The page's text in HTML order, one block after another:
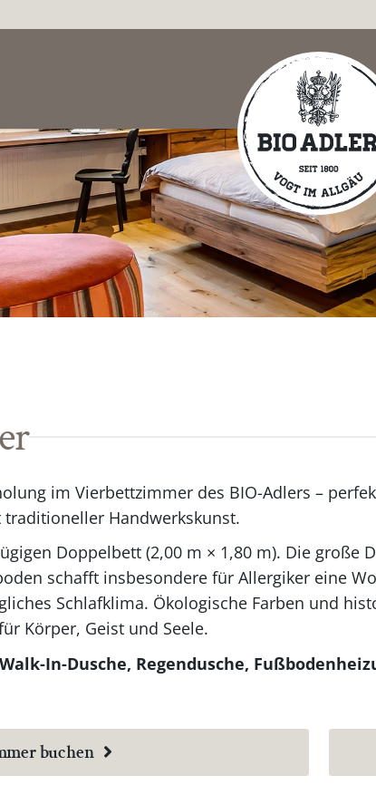
im Vierbettzimmer des BIO-Adlers –
Handwerkskunst.
Doppelbett (2,00 m × 1,80 m). Die
schafft insbesondere für Allergiker eine
Schlafklima. Ökologische Farben und
Körper, Geist und Seele.
In-Dusche, Regendusche,
buchen